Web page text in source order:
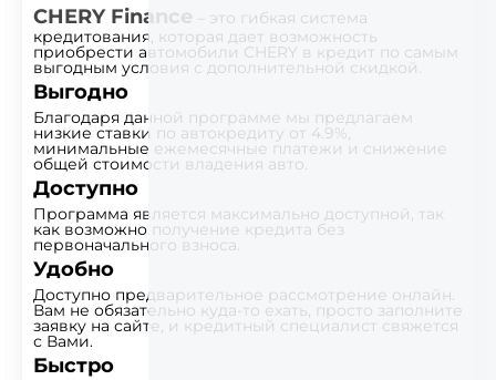
CHERY Finance – это гибкая система
кредитования, которая дает возможность
приобрести автомобили CHERY в кредит по самым
выгодным условия с дополнительной скидкой.
Выгодно
Благодаря данной программе мы предлагаем
низкие ставки по автокредиту от 4.9%,
минимальные ежемесячные платежи и снижение
общей стоимости владения авто.
Доступно
Программа является максимально доступной, так
как возможно получение кредита без
первоначального взноса.
Удобно
Доступно предварительное рассмотрение онлайн.
Вам не обязательно куда-то ехать, просто заполните
заявку на сайте, и кредитный специалист свяжется
с Вами.
Быстро